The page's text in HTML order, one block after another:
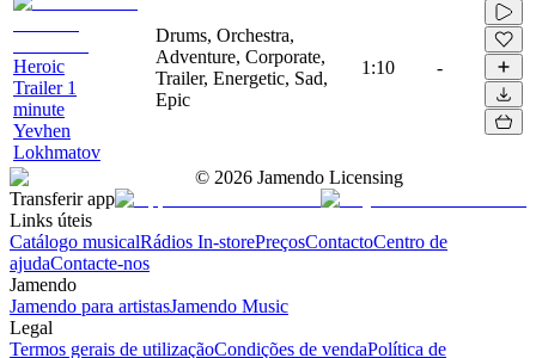
Heroic
Trailer 1
minute
Yevhen
Lokhmatov
Drums, Orchestra,
Adventure, Corporate,
Trailer, Energetic, Sad,
Epic
1:10 -
© 2026 Jamendo Licensing
Transferir app
Links úteis
Catálogo musicalRádios In-storePreçosContactoCentro de
ajudaContacte-nos
Jamendo
Jamendo para artistasJamendo Music
Legal
Termos gerais de utilizaçãoCondições de vendaPolítica de